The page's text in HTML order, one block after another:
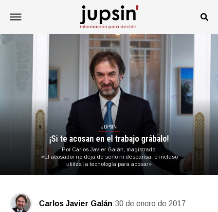
JUPSIN
¡Si te acosan en el trabajo grábalo!
Por Carlos Javier Galán, magistrado:
«El acosador no deja de serlo ni descansa, e incluso
utiliza la tecnología para acosar»
Carlos Javier Galán 30 de enero de 2017